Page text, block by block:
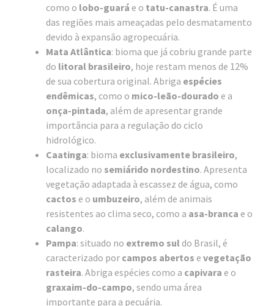
como o lobo-guará e o tatu-canastra. É uma
das regiões mais ameaçadas pelo desmatamento
devido à expansão agropecuária.
Mata Atlântica: bioma que já cobriu grande parte
do litoral brasileiro, hoje restam menos de 12%
de sua cobertura original. Abriga espécies
endêmicas, como o mico-leão-dourado e a
onça-pintada, além de apresentar grande
importância para a regulação do ciclo
hidrológico.
Caatinga: bioma exclusivamente brasileiro,
localizado no semiárido nordestino. Apresenta
vegetação adaptada à escassez de água, como
cactos e o umbuzeiro, além de animais
resistentes ao clima seco, como a asa-branca e o
calango.
Pampa: situado no extremo sul do Brasil, é
caracterizado por campos abertos e vegetação
rasteira. Abriga espécies como a capivara e o
graxaim-do-campo, sendo uma área
importante para a pecuária.